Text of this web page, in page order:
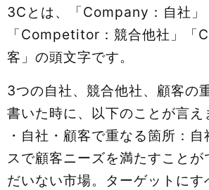
3Cとは、「Company：自社」
「Competitor：競合他社」「
客」の頭文字です。
3つの自社、競合他社、顧客の
書いた時に、以下のことが言え
・自社・顧客で重なる箇所：
スで顧客ニーズを満たすことが
だいない市場。ターゲットに